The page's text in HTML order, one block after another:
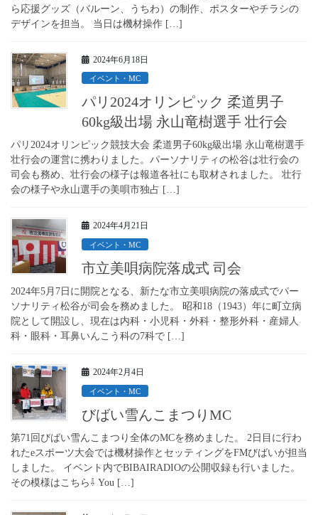
ら応援グッズ（バルーン、うちわ）の制作、ポスターやチラシの
デザインを担当。 当日は機材操作 […]
2024年6月18日
イベント・MC
パリ2024オリンピック 柔道男子
60kg級出場 永山竜樹選手 壮行会
パリ2024オリンピック競技大会 柔道男子60kg級出場 永山竜樹選手
壮行会の運営に携わりました。パーソナリティの松谷は壮行会の
司会も務め、壮行会の様子は報道各社にも取材されました。 壮行
会の様子や永山選手の美唄市独占 […]
2024年4月21日
イベント・MC
市立美唄病院落成式 司会
2024年5月7日に開院となる、新たな市立美唄病院の落成式でパー
ソナリティ松谷が司会を務めました。 昭和18（1943）年に町立病
院として開設し、現在は内科・小児科・外科・整形外科・産婦人
科・眼科・耳鼻いんこう科の7科で […]
2024年2月4日
イベント・MC
びばい雪んこまつりMC
第71回びばい雪んこまつり全体のMCを務めました。 2日目に行わ
れたeスポーツ大会では機材操作とセッティングをFMびばいが担当
しました。 イベント内でBIBAIRADIOの公開収録も行いました。
その模様はこちら⇩ You […]